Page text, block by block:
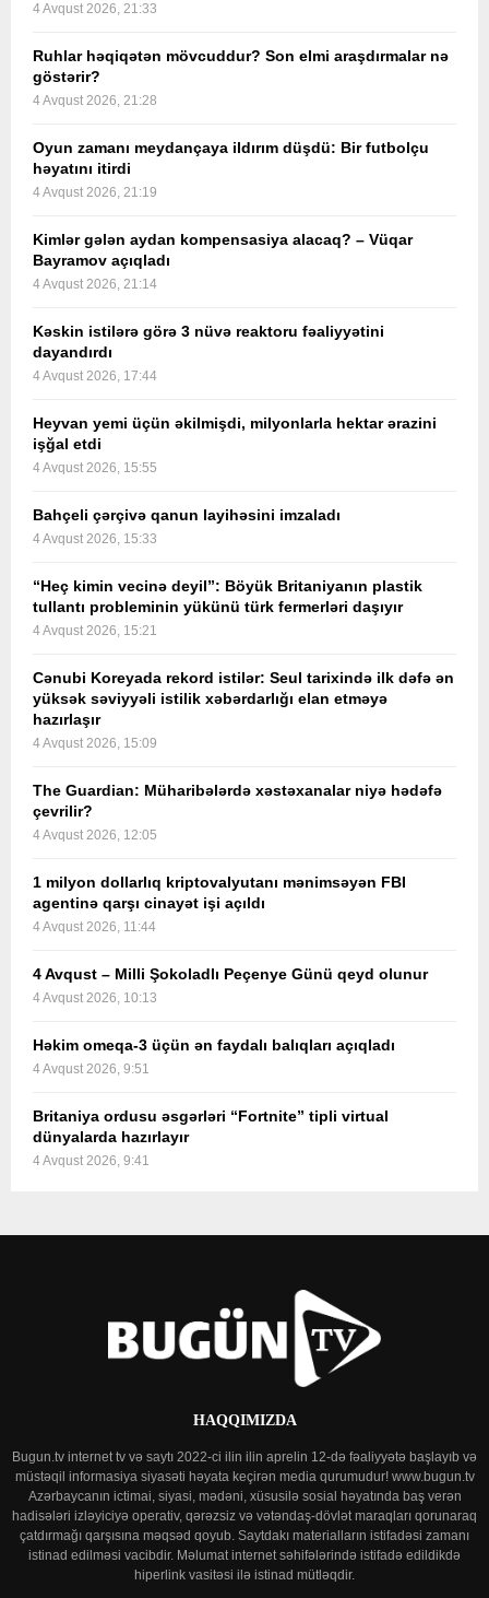
4 Avqust 2026, 21:33
Ruhlar həqiqətən mövcuddur? Son elmi araşdırmalar nə
göstərir?
4 Avqust 2026, 21:28
Oyun zamanı meydançaya ildırım düşdü: Bir futbolçu
həyatını itirdi
4 Avqust 2026, 21:19
Kimlər gələn aydan kompensasiya alacaq? – Vüqar
Bayramov açıqladı
4 Avqust 2026, 21:14
Kəskin istilərə görə 3 nüvə reaktoru fəaliyyətini
dayandırdı
4 Avqust 2026, 17:44
Heyvan yemi üçün əkilmişdi, milyonlarla hektar ərazini
işğal etdi
4 Avqust 2026, 15:55
Bahçeli çərçivə qanun layihəsini imzaladı
4 Avqust 2026, 15:33
“Heç kimin vecinə deyil”: Böyük Britaniyanın plastik
tullantı probleminin yükünü türk fermerləri daşıyır
4 Avqust 2026, 15:21
Cənubi Koreyada rekord istilər: Seul tarixində ilk dəfə ən
yüksək səviyyəli istilik xəbərdarlığı elan etməyə
hazırlaşır
4 Avqust 2026, 15:09
The Guardian: Müharibələrdə xəstəxanalar niyə hədəfə
çevrilir?
4 Avqust 2026, 12:05
1 milyon dollarlıq kriptovalyutanı mənimsəyən FBI
agentinə qarşı cinayət işi açıldı
4 Avqust 2026, 11:44
4 Avqust – Milli Şokoladlı Peçenye Günü qeyd olunur
4 Avqust 2026, 10:13
Həkim omeqa-3 üçün ən faydalı balıqları açıqladı
4 Avqust 2026, 9:51
Britaniya ordusu əsgərləri “Fortnite” tipli virtual
dünyalarda hazırlayır
4 Avqust 2026, 9:41
HAQQIMIZDA
Bugun.tv internet tv və saytı 2022-ci ilin ilin aprelin 12-də fəaliyyətə başlayıb və
müstəqil informasiya siyasəti həyata keçirən media qurumudur! www.bugun.tv
Azərbaycanın ictimai, siyasi, mədəni, xüsusilə sosial həyatında baş verən
hadisələri izləyiciyə operativ, qərəzsiz və vətəndaş-dövlət maraqları qorunaraq
çatdırmağı qarşısına məqsəd qoyub. Saytdakı materialların istifadəsi zamanı
istinad edilməsi vacibdir. Məlumat internet səhifələrində istifadə edildikdə
hiperlink vasitəsi ilə istinad mütləqdir.